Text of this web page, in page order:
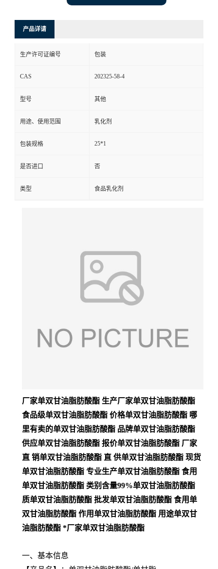
产品详请
生产许可证编号 包装
CAS 202325-58-4
型号 其他
用途、使用范围 乳化剂
包装规格 25*1
是否进口 否
类型 食品乳化剂
厂家单双甘油脂肪酸酯 生产厂家单双甘油脂肪酸酯
食品级单双甘油脂肪酸酯 价格单双甘油脂肪酸酯 哪
里有卖的单双甘油脂肪酸酯 品牌单双甘油脂肪酸酯
供应单双甘油脂肪酸酯 报价单双甘油脂肪酸酯 厂家
直 销单双甘油脂肪酸酯 直 供单双甘油脂肪酸酯 现货
单双甘油脂肪酸酯 专业生产单双甘油脂肪酸酯 食用
单双甘油脂肪酸酯 类别含量99%单双甘油脂肪酸酯
质单双甘油脂肪酸酯 批发单双甘油脂肪酸酯 食用单
双甘油脂肪酸酯 作用单双甘油脂肪酸酯 用途单双甘
油脂肪酸酯 *厂家单双甘油脂肪酸酯
一、基本信息